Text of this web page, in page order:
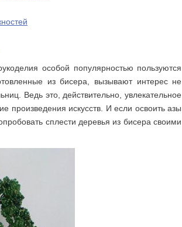
особой популярностью пользуются
из бисера, вызывают интерес не
Ведь это, действительно, увлекательное
произведения искусств. И если освоить азы
сплести деревья из бисера своими